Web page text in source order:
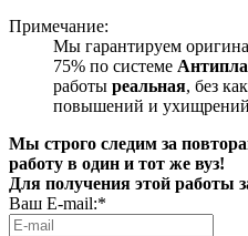
Примечание:
Мы гарантируем
75% по системе
работы реальная, без
повышений и
Мы строго следим за
работу в один и тот же вуз!
Для получения этой работы
Ваш E-mail:*